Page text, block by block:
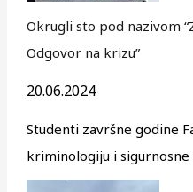
Okrugli sto pod nazivom
Odgovor na krizu”
20.06.2024
Studenti završne godine
kriminologiju i sigurnosne